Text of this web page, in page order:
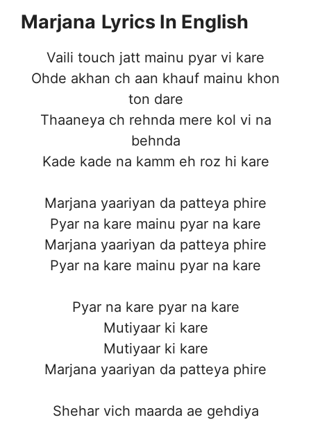
Marjana Lyrics In English
Vaili touch jatt mainu pyar vi kare
Ohde akhan ch aan khauf mainu khon
ton dare
Thaaneya ch rehnda mere kol vi na
behnda
Kade kade na kamm eh roz hi kare
Marjana yaariyan da patteya phire
Pyar na kare mainu pyar na kare
Marjana yaariyan da patteya phire
Pyar na kare mainu pyar na kare
Pyar na kare pyar na kare
Mutiyaar ki kare
Mutiyaar ki kare
Marjana yaariyan da patteya phire
Shehar vich maarda ae gehdiya